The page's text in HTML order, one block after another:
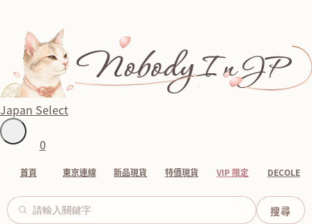
Japan Select
0
首頁 東京連線 新品現貨 特價現貨 VIP 限定 DECOLE